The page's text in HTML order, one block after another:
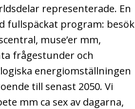
representerade. En
fullspäckat program: besök
muse’er mm,
frågestunder och
energiomställningen
till senast 2050. Vi
mm ca sex av dagarna,